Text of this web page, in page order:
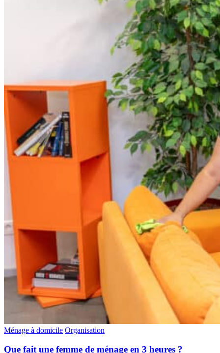
Ménage à domicile Organisation
Que fait une femme de ménage en 3 heures ?